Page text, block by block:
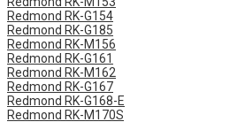
Redmond RK-G154
Redmond RK-G185
Redmond RK-M156
Redmond RK-G161
Redmond RK-M162
Redmond RK-G167
Redmond RK-G168-E
Redmond RK-M170S